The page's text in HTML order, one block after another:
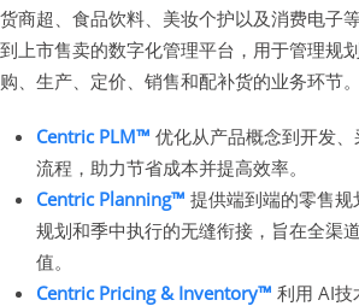
货商超、食品饮料、美妆个护以及消费电子
到上市售卖的数字化管理平台，用于管理规
购、生产、定价、销售和配补货的业务环节。
Centric PLM™ 优化从产品概念到开发
流程，助力节省成本并提高效率。
Centric Planning™ 提供端到端的零售
规划和季中执行的无缝衔接，旨在全渠
值。
Centric Pricing & Inventory™ 利用 AI技